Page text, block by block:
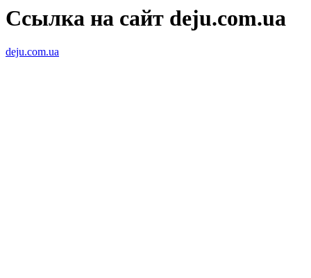
Ссылка на сайт deju.com.ua
deju.com.ua